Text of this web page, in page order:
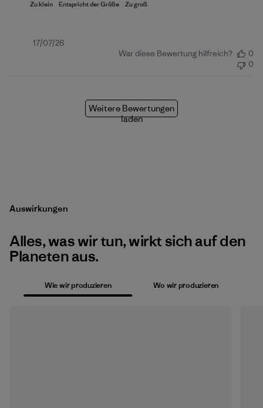
Veröffentlichungsdatum
17/07/26
War diese Bewertung hilfreich?
0
0
Weitere Bewertungen
laden
Auswirkungen
Alles, was wir tun, wirkt sich auf den
Planeten aus.
Wie wir produzieren Wo wir produzieren